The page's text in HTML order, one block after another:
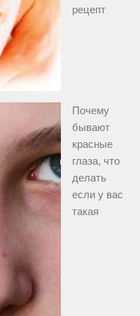
рецепт
Почему
бывают
красные
глаза, что
делать
если у вас
такая